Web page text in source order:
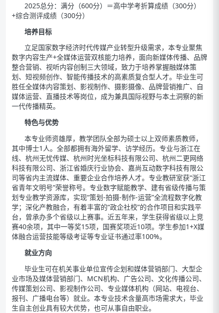
2025总分：满分（600分）＝高中学考折算成绩（300分）
+综合测评成绩（300分）
培养目标
立足国家数字经济时代传媒产业转型升级需求，本专业聚焦
数字内容生产+全媒体运营双核能力培养，面向新媒体传播、品牌
整合营销、视听内容创制三大领域，致力于培养掌握融媒体策
划、短视频创作、智能传播技术的高素质复合型人才。毕业生可
胜任全媒体内容策划、影视制作、摄影摄像、品牌营销推广、自
媒体运营、直播技术等岗位，成为兼具国际视野与本土洞察的新
一代传播精英。
特色与优势
本专业师资雄厚，教学团队全部为硕士以上双师素质教师，
其中博士1人。全部都拥有海外留学、访学经历。专业与浙江在
线、杭州无忧传媒、杭州时光坐标科技有限公司、杭州二更网络
科技有限公司、浙江省婚庆行业协会、嘉尚互动数字科技有限公
司等省内主流媒体、重要企业合作培养人才。专业教研室获“浙江
省青年文明号”荣誉称号。专业数字赋能教学、建有省级传播与策
划专业教学资源库，实现“策划-拍摄-制作-运营”全流程数字化教
学；深化产教融合，有着丰富的“政企社校”的合作项目和实践平
台，曾承办多个省级以上赛事。近五年来，学生获得省级以上竞
赛40余项，其中一等奖15项，国赛奖项近10项。学生参加1+X媒
体融合运营技能等级考证等专业证书通过率100%。
就业方向
毕业生可在机关事业单位宣传企划和媒体营销部门、大型企
业市场及媒体营销部门、MCN机构、广告公司、文化传播公司、
传媒策划公司、影视制作公司、专业媒体机构（网站、电视台、
报刊、广播电台等）就业。本专业技术含量高市场需求大，毕业
生自主创业具有较大优势，也可从事自由职业。